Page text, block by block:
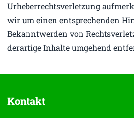
Urheberrechtsverletzung
wir um einen entsprechenden
Bekanntwerden von
derartige Inhalte umgehend
Kontakt